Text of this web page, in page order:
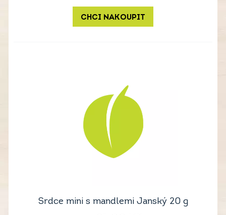
CHCI NAKOUPIT
Srdce mini s mandlemi Janský 20 g